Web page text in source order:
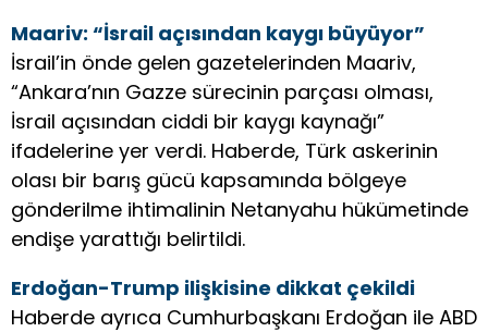
Maariv: “İsrail açısından kaygı büyüyor”
İsrail’in önde gelen gazetelerinden Maariv,
“Ankara’nın Gazze sürecinin parçası olması,
İsrail açısından ciddi bir kaygı kaynağı”
ifadelerine yer verdi. Haberde, Türk askerinin
olası bir barış gücü kapsamında bölgeye
gönderilme ihtimalinin Netanyahu hükümetinde
endişe yarattığı belirtildi.
Erdoğan-Trump ilişkisine dikkat çekildi
Haberde ayrıca Cumhurbaşkanı Erdoğan ile ABD